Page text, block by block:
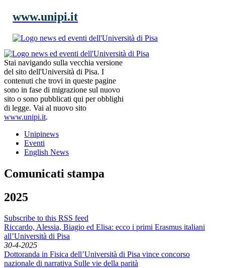
www.unipi.it
Stai navigando sulla vecchia versione
del sito dell'Università di Pisa. I
contenuti che trovi in queste pagine
sono in fase di migrazione sul nuovo
sito o sono pubblicati qui per obblighi
di legge. Vai al nuovo sito
www.unipi.it.
Unipinews
Eventi
English News
Comunicati stampa
2025
Subscribe to this RSS feed
Riccardo, Alessia, Biagio ed Elisa: ecco i primi Erasmus italiani
all’Università di Pisa
30-4-2025
Dottoranda in Fisica dell’Università di Pisa vince concorso
nazionale di narrativa Sulle vie della parità